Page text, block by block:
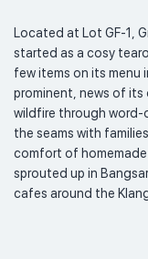
Located at Lot GF-1,
started as a cosy
few items on its menu
prominent, news of its
wildfire through
the seams with
comfort of
sprouted up in
cafes around the